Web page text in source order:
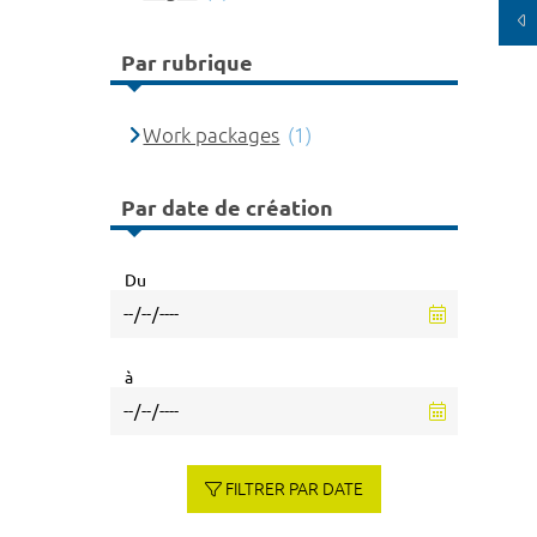
Par rubrique
Work packages (1)
Par date de création
Du
à
FILTRER PAR DATE